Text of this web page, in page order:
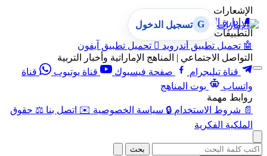
الإشعارات
🔔 إدارة الإشعارات
التطبيقات
🤖 تحميل تطبيق أندرويد  تحميل تطبيق آيفون
التواصل الاجتماعي | المناهج الإماراتية وأخبار التربية
قناة تيليجرام
صفحة فيسبوك قناة يوتيوب
قناة
واتساب
بوت المناهج
روابط مهمة
📄 شروط الاستخدام 🔒 سياسة الخصوصية ✉️ اتصل بنا ⚖️ حقوق
الملكية الفكرية
G تسجيل الدخول
بحث